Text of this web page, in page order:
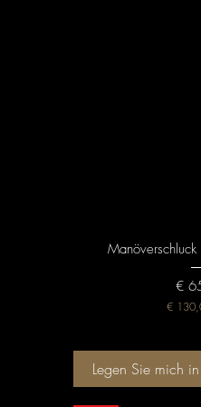
Preis
€
€
Legen Sie mich